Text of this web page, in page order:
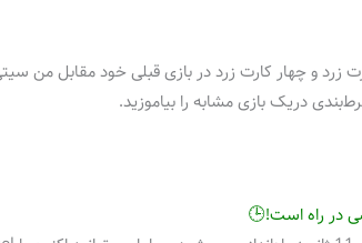
زرد و چهار کارت زرد در بازی قبلی خود مقابل من
دریک بازی مشابه را بیاموزید.
در راه است!🕒